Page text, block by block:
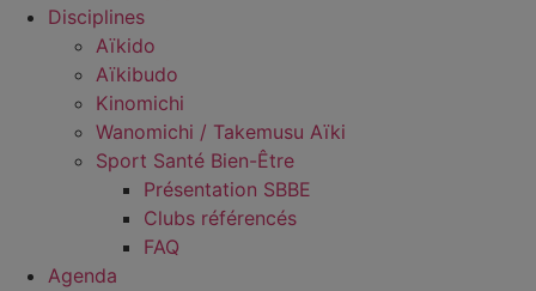
Disciplines
Aïkido
Aïkibudo
Kinomichi
Wanomichi / Takemusu Aïki
Sport Santé Bien-Être
Présentation SBBE
Clubs référencés
FAQ
Agenda